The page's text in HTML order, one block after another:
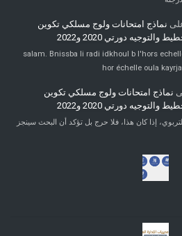
نماذج امتحانات ولوج مسلكي تكوين
دورتي 2020 و2022
salam. Bnissba li radi idkhoul b l'hors
hor échelle oula
نماذج امتحانات ولوج مسلكي تكوين
دورتي 2020 و2022
إذا كان هذا، فلا حرج بل تؤكد أن البحث سينجز